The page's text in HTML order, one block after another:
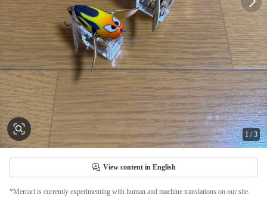
1/3
View content in English
*Mercari is currently experimenting with human and machine translations on our site.